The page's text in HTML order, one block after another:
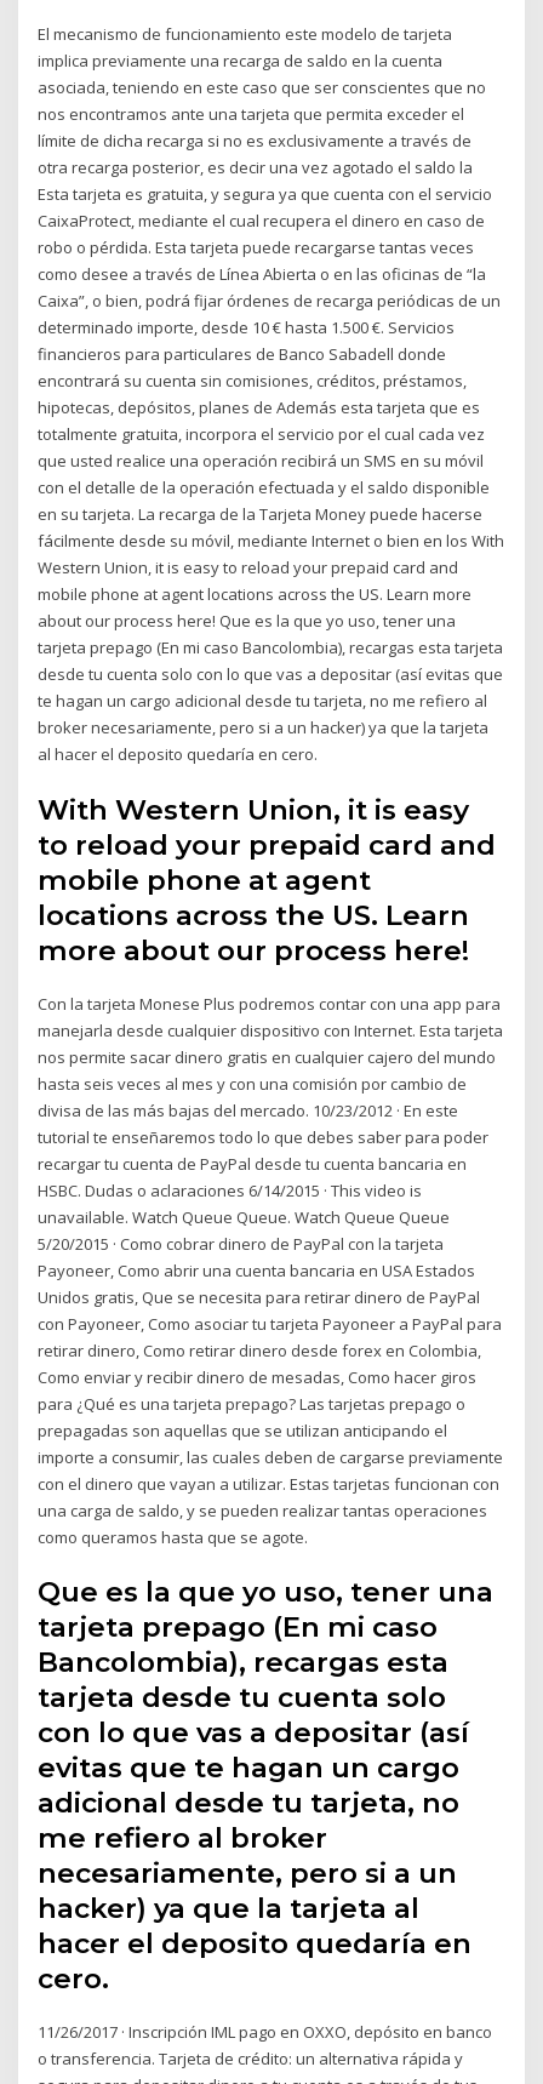
El mecanismo de funcionamiento este modelo de tarjeta
implica previamente una recarga de saldo en la cuenta
asociada, teniendo en este caso que ser conscientes que no
nos encontramos ante una tarjeta que permita exceder el
límite de dicha recarga si no es exclusivamente a través de
otra recarga posterior, es decir una vez agotado el saldo la
Esta tarjeta es gratuita, y segura ya que cuenta con el servicio
CaixaProtect, mediante el cual recupera el dinero en caso de
robo o pérdida. Esta tarjeta puede recargarse tantas veces
como desee a través de Línea Abierta o en las oficinas de “la
Caixa”, o bien, podrá fijar órdenes de recarga periódicas de un
determinado importe, desde 10 € hasta 1.500 €. Servicios
financieros para particulares de Banco Sabadell donde
encontrará su cuenta sin comisiones, créditos, préstamos,
hipotecas, depósitos, planes de Además esta tarjeta que es
totalmente gratuita, incorpora el servicio por el cual cada vez
que usted realice una operación recibirá un SMS en su móvil
con el detalle de la operación efectuada y el saldo disponible
en su tarjeta. La recarga de la Tarjeta Money puede hacerse
fácilmente desde su móvil, mediante Internet o bien en los With
Western Union, it is easy to reload your prepaid card and
mobile phone at agent locations across the US. Learn more
about our process here! Que es la que yo uso, tener una
tarjeta prepago (En mi caso Bancolombia), recargas esta tarjeta
desde tu cuenta solo con lo que vas a depositar (así evitas que
te hagan un cargo adicional desde tu tarjeta, no me refiero al
broker necesariamente, pero si a un hacker) ya que la tarjeta
al hacer el deposito quedaría en cero.
With Western Union, it is easy
to reload your prepaid card and
mobile phone at agent
locations across the US. Learn
more about our process here!
Con la tarjeta Monese Plus podremos contar con una app para
manejarla desde cualquier dispositivo con Internet. Esta tarjeta
nos permite sacar dinero gratis en cualquier cajero del mundo
hasta seis veces al mes y con una comisión por cambio de
divisa de las más bajas del mercado. 10/23/2012 · En este
tutorial te enseñaremos todo lo que debes saber para poder
recargar tu cuenta de PayPal desde tu cuenta bancaria en
HSBC. Dudas o aclaraciones 6/14/2015 · This video is
unavailable. Watch Queue Queue. Watch Queue Queue
5/20/2015 · Como cobrar dinero de PayPal con la tarjeta
Payoneer, Como abrir una cuenta bancaria en USA Estados
Unidos gratis, Que se necesita para retirar dinero de PayPal
con Payoneer, Como asociar tu tarjeta Payoneer a PayPal para
retirar dinero, Como retirar dinero desde forex en Colombia,
Como enviar y recibir dinero de mesadas, Como hacer giros
para ¿Qué es una tarjeta prepago? Las tarjetas prepago o
prepagadas son aquellas que se utilizan anticipando el
importe a consumir, las cuales deben de cargarse previamente
con el dinero que vayan a utilizar. Estas tarjetas funcionan con
una carga de saldo, y se pueden realizar tantas operaciones
como queramos hasta que se agote.
Que es la que yo uso, tener una
tarjeta prepago (En mi caso
Bancolombia), recargas esta
tarjeta desde tu cuenta solo
con lo que vas a depositar (así
evitas que te hagan un cargo
adicional desde tu tarjeta, no
me refiero al broker
necesariamente, pero si a un
hacker) ya que la tarjeta al
hacer el deposito quedaría en
cero.
11/26/2017 · Inscripción IML pago en OXXO, depósito en banco
o transferencia. Tarjeta de crédito: un alternativa rápida y